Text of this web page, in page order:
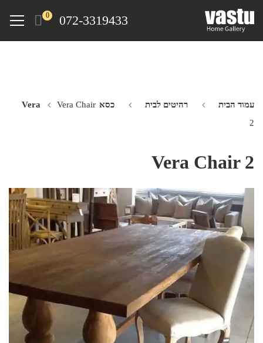
072-3319433
0
Menu
עמוד הבית רהיטים לבית כסא Vera Vera Chair
2
Vera Chair 2